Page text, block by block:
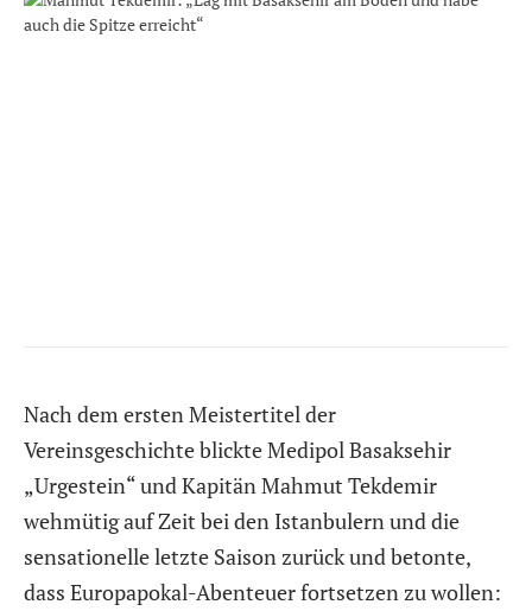
Nach dem ersten Meistertitel der
Vereinsgeschichte blickte Medipol Basaksehir
„Urgestein“ und Kapitän Mahmut Tekdemir
wehmütig auf Zeit bei den Istanbulern und die
sensationelle letzte Saison zurück und betonte,
dass Europapokal-Abenteuer fortsetzen zu wollen: